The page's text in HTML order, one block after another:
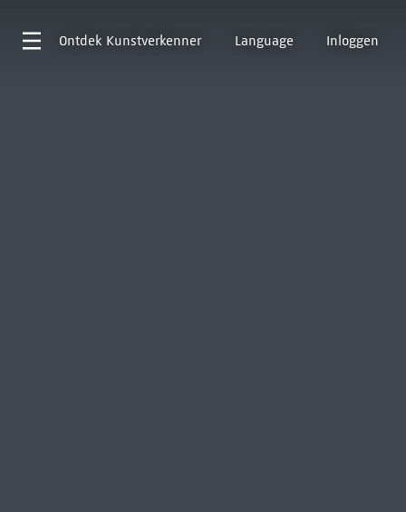
Ontdek Kunstverkenner Language Inloggen